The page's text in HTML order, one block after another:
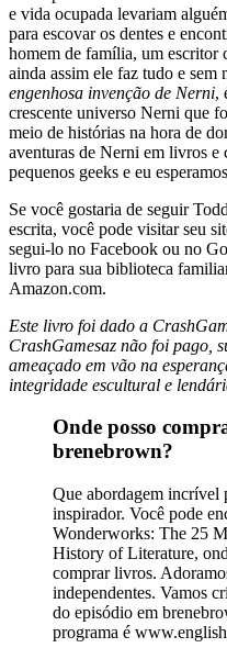
e vida ocupada levariam
para escovar os dentes e
homem de família, um escritor
ainda assim ele faz tudo e
engenhosa invenção de Nerni,
crescente universo Nerni que
meio de histórias na hora de
aventuras de Nerni em livros e
pequenos geeks e eu
Se você gostaria de seguir
escrita, você pode visitar seu
segui-lo no Facebook ou no
livro para sua biblioteca
Amazon.com.
Este livro foi dado a
CrashGamesaz não foi pago,
ameaçado em vão na
integridade escultural e
Onde posso
brenebrown?
Que abordagem incrível
inspirador. Você pode
Wonderworks: The 25
History of Literature,
comprar livros.
independentes. Vamos
do episódio em
programa é